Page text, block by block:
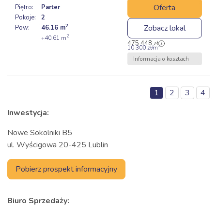
Piętro:
Pokoje:
Pow:
Parter
2
46.16 m2
+40.61 m2
Oferta
Zobacz lokal
475 448 zł
10 300zł/m2
Informacja o kosztach
1 2 3
4
Inwestycja:
Nowe Sokolniki B5
ul. Wyścigowa 20-425 Lublin
Pobierz prospekt informacyjny
Biuro Sprzedaży: